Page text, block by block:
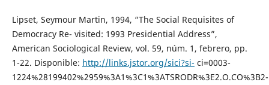
Lipset, Seymour Martin, 1994, “The Social Requisites of
Democracy Re- visited: 1993 Presidential Address”,
American Sociological Review, vol. 59, núm. 1, febrero, pp.
1-22. Disponible: http://links.jstor.org/sici?si- ci=0003-
1224%28199402%2959%3A1%3C1%3ATSRODR%3E2.O.CO%3B2-